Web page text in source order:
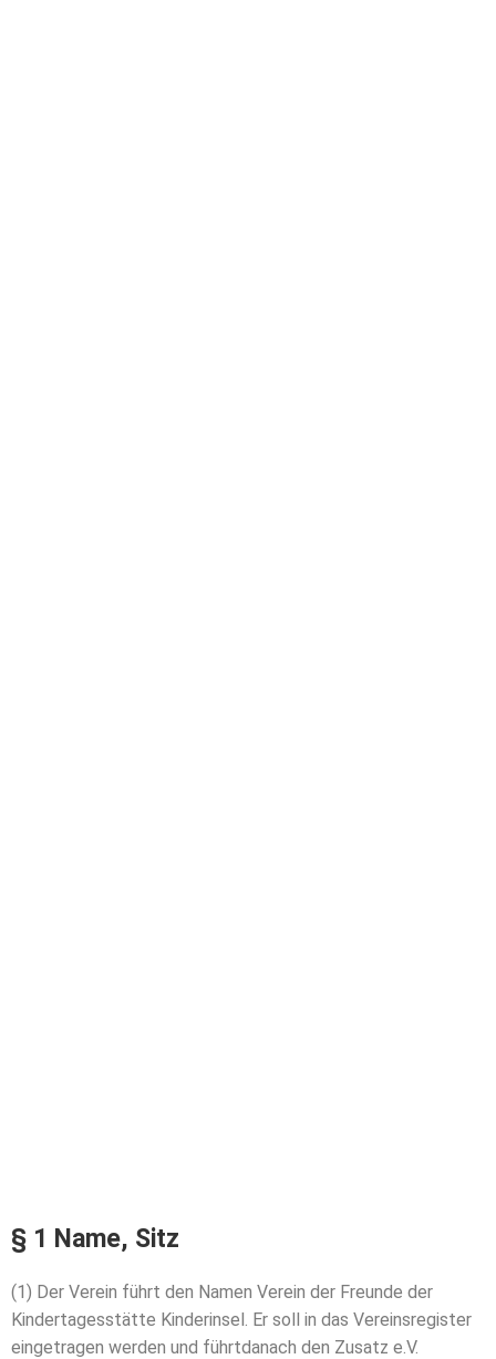
§ 1 Name, Sitz
(1) Der Verein führt den Namen Verein der Freunde der
Kindertagesstätte Kinderinsel. Er soll in das Vereinsregister
eingetragen werden und führtdanach den Zusatz e.V.